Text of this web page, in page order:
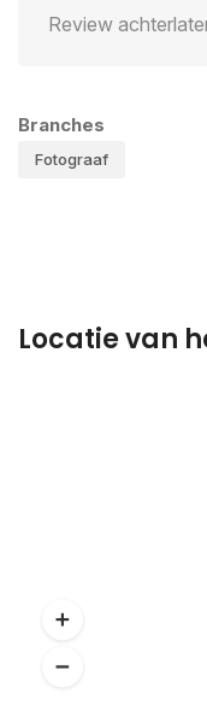
Review
Branches
Fotograaf
Locatie van